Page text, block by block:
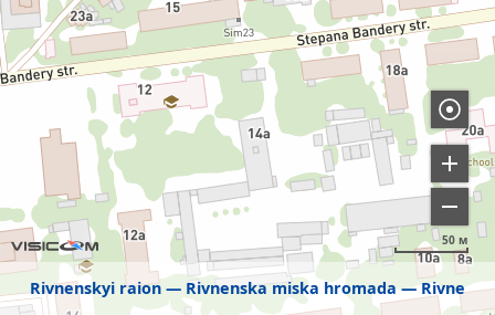
Rivnenskyi raion Rivnenska miska hromada Rivne
50 м